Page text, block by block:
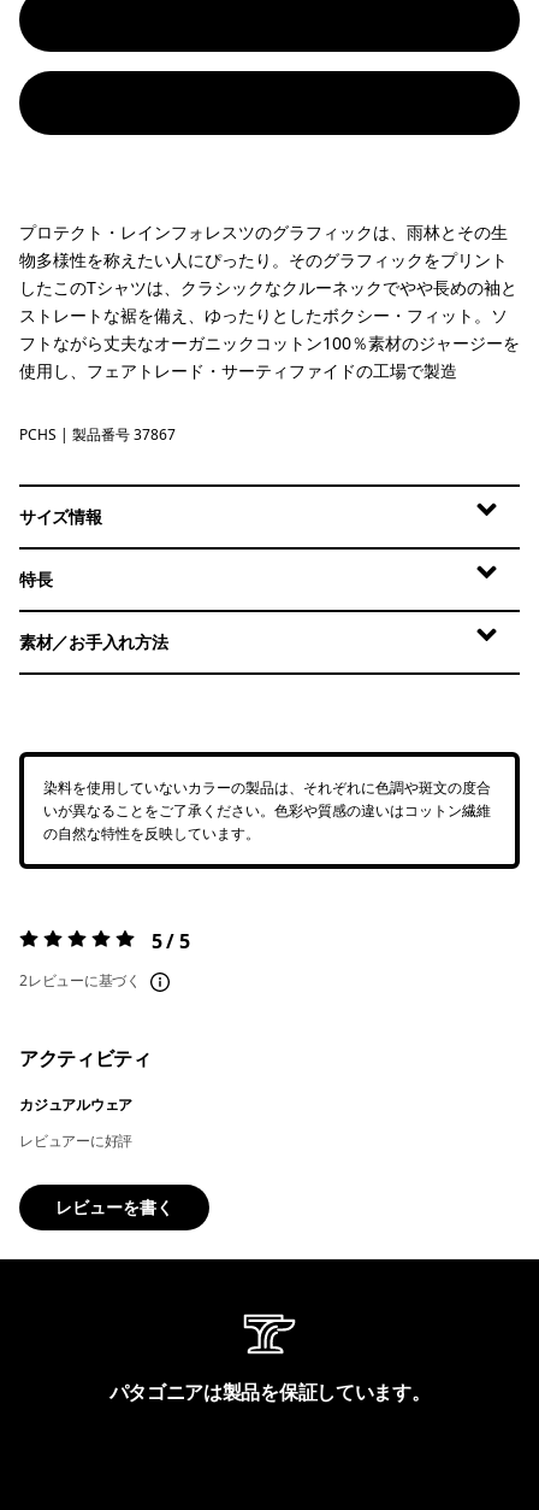
プロテクト・レインフォレスツのグラフィックは、雨林とその生
物多様性を称えたい人にぴったり。そのグラフィックをプリント
したこのTシャツは、クラシックなクルーネックでやや長めの袖と
ストレートな裾を備え、ゆったりとしたボクシー・フィット。ソ
フトながら丈夫なオーガニックコットン100％素材のジャージーを
使用し、フェアトレード・サーティファイドの工場で製造
Peach Sherbet
PCHS | 製品番号 37867
サイズ情報
特長
素材／お手入れ方法
染料を使用していないカラーの製品は、それぞれに色調や斑文の度合
いが異なることをご了承ください。色彩や質感の違いはコットン繊維
の自然な特性を反映しています。
評価:5 / 5 5 / 5
2レビューに基づく
アクティビティ
カジュアルウェア
レビュアーに好評
レビューを書く
パタゴニアは製品を保証しています。